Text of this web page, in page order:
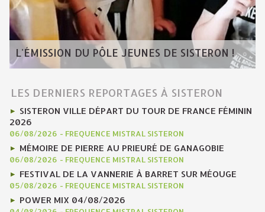
L'ÉMISSION DU PÔLE JEUNES DE SISTERON !
LES DERNIERS REPORTAGES À SISTERON
SISTERON VILLE DÉPART DU TOUR DE FRANCE FÉMININ
2026
06/08/2026 - FREQUENCE MISTRAL SISTERON
MÉMOIRE DE PIERRE AU PRIEURÉ DE GANAGOBIE
06/08/2026 - FREQUENCE MISTRAL SISTERON
FESTIVAL DE LA VANNERIE À BARRET SUR MÉOUGE
05/08/2026 - FREQUENCE MISTRAL SISTERON
POWER MIX 04/08/2026